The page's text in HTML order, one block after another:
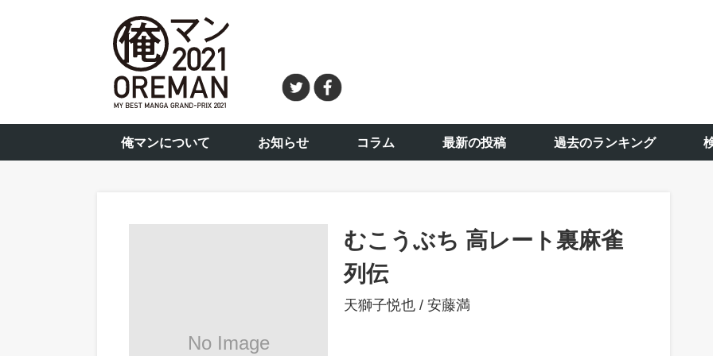
俺マンについて お知らせ コラム 最新の投稿 過去のランキング
むこうぶち 高レート裏麻雀
列伝
天獅子悦也 / 安藤満